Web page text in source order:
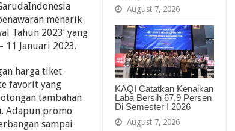
August 7, 2026
KAQI Catatkan Kenaikan
Laba Bersih 67,9 Persen
Di Semester I 2026
August 7, 2026
menarik
Tahun 2023’ yang
Januari 2023.
harga tiket
favorit yang
tambahan
Adapun promo
sampai